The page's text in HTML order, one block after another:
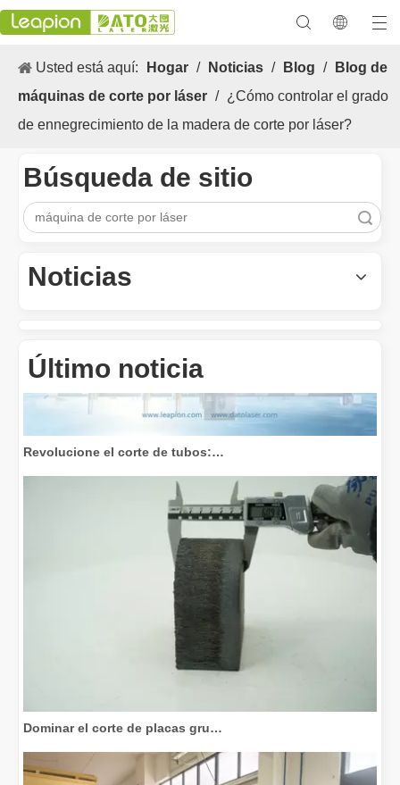
Usted está aquí: Hogar / Noticias / Blog /
Blog de
máquinas de corte por láser / ¿Cómo controlar el grado
de ennegrecimiento de la madera de corte por láser?
Búsqueda de sitio
Noticias
Último noticia
Los versátiles Aplicacion y las características sobresalientes de las máquinas de marcado láser
Las versátiles Aplicacion S y las características sobresalientes
Revolucione el corte de tubos: cómo las máquinas cortadoras de tubos por láser transforman la fabricación
Dominar el corte de placas gruesas: cómo las máquinas de corte por láser de fibra revolucionan la fabricación